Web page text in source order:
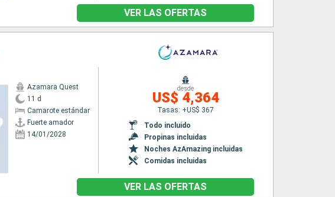
VER LAS OFERTAS
Azamara Quest
11 d
Camarote estándar
Fuerte amador
14/01/2028
desde
US$ 4,364
Tasas: +US$ 367
Todo incluido
Propinas incluidas
Noches AzAmazing incluidas
Comidas incluidas
VER LAS OFERTAS